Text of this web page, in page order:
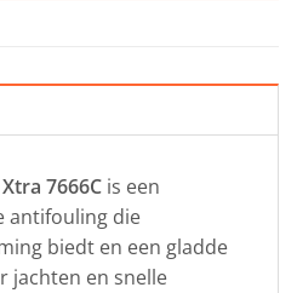
7666C is een
antifouling die
biedt en een gladde
jachten en snelle